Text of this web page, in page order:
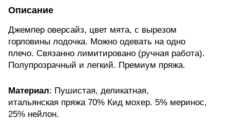
Описание
Джемпер оверсайз, цвет мята, с вырезом
горловины лодочка. Можно одевать на одно
плечо. Связанно лимитировано (ручная работа).
Полупрозрачный и легкий. Премиум пряжа.
Материал: Пушистая, деликатная,
итальянская пряжа 70% Кид мохер. 5% меринос,
25% нейлон.